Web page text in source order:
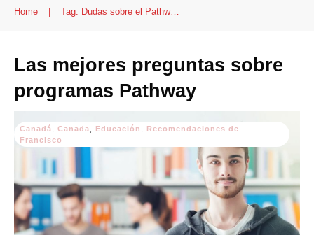
Home | Tag: Dudas sobre el Pathway program
Las mejores preguntas sobre
programas Pathway
Canadá Canada Educación
Recomendaciones de
Francisco